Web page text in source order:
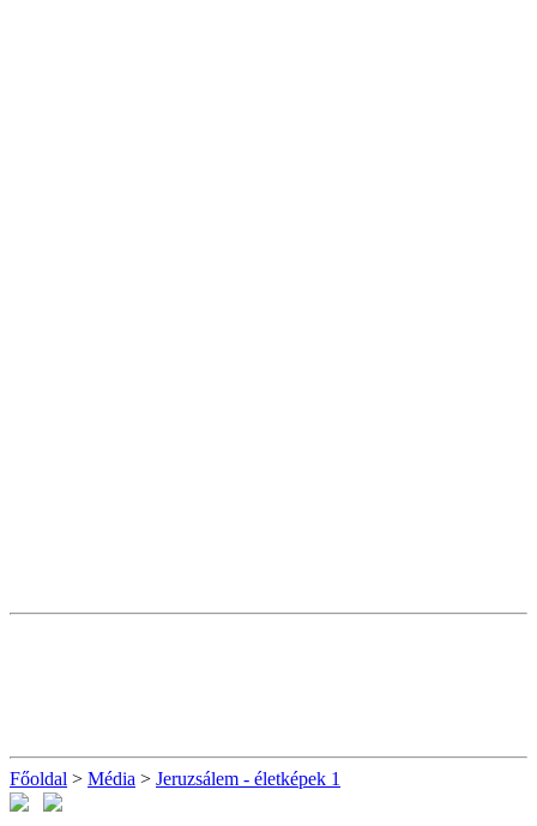
Főoldal > Média > Jeruzsálem - életképek 1